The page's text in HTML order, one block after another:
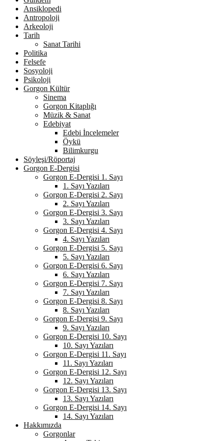
Ansiklopedi
Antropoloji
Arkeoloji
Tarih
Sanat Tarihi
Politika
Felsefe
Sosyoloji
Psikoloji
Gorgon Kültür
Sinema
Gorgon Kitaplığı
Müzik & Sanat
Edebiyat
Edebi İncelemeler
Öykü
Bilimkurgu
Söyleşi/Röportaj
Gorgon E-Dergisi
Gorgon E-Dergisi 1. Sayı
1. Sayı Yazıları
Gorgon E-Dergisi 2. Sayı
2. Sayı Yazıları
Gorgon E-Dergisi 3. Sayı
3. Sayı Yazıları
Gorgon E-Dergisi 4. Sayı
4. Sayı Yazıları
Gorgon E-Dergisi 5. Sayı
5. Sayı Yazıları
Gorgon E-Dergisi 6. Sayı
6. Sayı Yazıları
Gorgon E-Dergisi 7. Sayı
7. Sayı Yazıları
Gorgon E-Dergisi 8. Sayı
8. Sayı Yazıları
Gorgon E-Dergisi 9. Sayı
9. Sayı Yazıları
Gorgon E-Dergisi 10. Sayı
10. Sayı Yazıları
Gorgon E-Dergisi 11. Sayı
11. Sayı Yazıları
Gorgon E-Dergisi 12. Sayı
12. Sayı Yazıları
Gorgon E-Dergisi 13. Sayı
13. Sayı Yazıları
Gorgon E-Dergisi 14. Sayı
14. Sayı Yazıları
Hakkımızda
Gorgonlar